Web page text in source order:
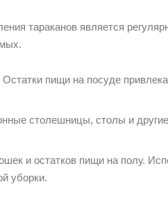
тараканов является
пищи на посуде
столешницы, столы и
и остатков пищи на полу.
уборки.